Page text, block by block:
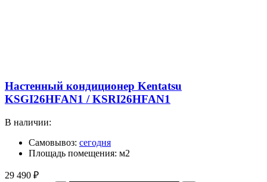
Настенный кондиционер Kentatsu
KSGI26HFAN1 / KSRI26HFAN1
В наличии:
Самовывоз: сегодня
Площадь помещения: м2
29 490 ₽